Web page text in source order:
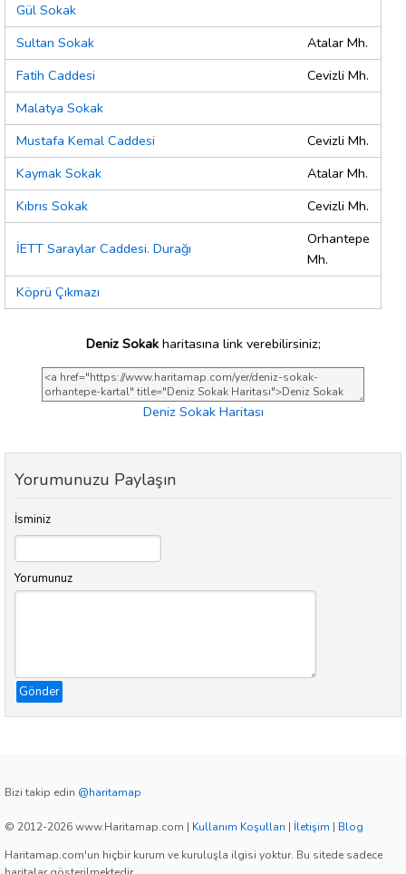
Gül Sokak
Sultan Sokak
Atalar Mh.
Fatih Caddesi
Cevizli Mh.
Malatya Sokak
Mustafa Kemal Caddesi
Cevizli Mh.
Kaymak Sokak
Atalar Mh.
Kıbrıs Sokak
Cevizli Mh.
İETT Saraylar Caddesi. Durağı
Orhantepe
Mh.
Köprü Çıkmazı
Deniz Sokakharitasına link verebilirsiniz;
Deniz Sokak Haritası
Yorumunuzu Paylaşın
İsminiz
Yorumunuz
Gönder
Bizi takip edin @haritamap
© 2012-2026 www.Haritamap.com | Kullanım Koşulları | İletişim | Blog
Haritamap.com'un hiçbir kurum ve kuruluşla ilgisi yoktur. Bu sitede sadece